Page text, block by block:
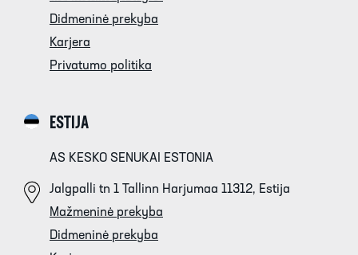
Didmeninė prekyba
Karjera
Privatumo politika
ESTIJA
AS KESKO SENUKAI ESTONIA
Jalgpalli tn 1 Tallinn Harjumaa 11312, Estija
Mažmeninė prekyba
Didmeninė prekyba